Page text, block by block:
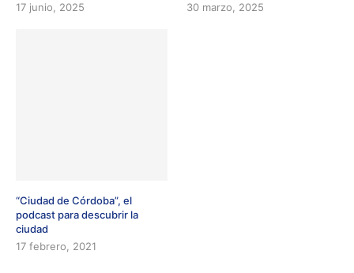
17 junio, 2025
30 marzo, 2025
“Ciudad de Córdoba”, el
podcast para descubrir la
ciudad
17 febrero, 2021